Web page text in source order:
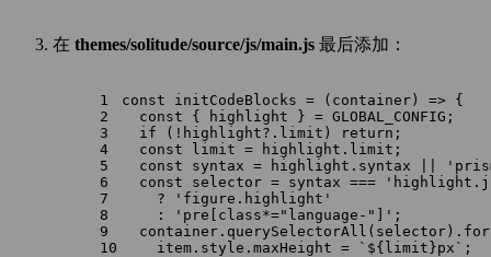
在 themes/solitude/source/js/main.js 最后添加：
1
2
3
4
5
6
7
8
9
10
const initCodeBlocks = ( container ) => {
const { highlight } = GLOBAL_CONFIG ;
if (!highlight?. limit ) return ;
const limit = highlight. limit ;
const syntax = highlight. syntax
const selector = syntax ===
    ?
'figure.highlight'
    :
'pre[class*="language-"]' ;
  container.
querySelectorAll (selector).
    item.
style . maxHeight = ` ${limit}px` ;